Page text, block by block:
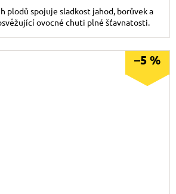
plodů spojuje sladkost jahod, borůvek a
ovocné chuti plné šťavnatosti.
–5 %